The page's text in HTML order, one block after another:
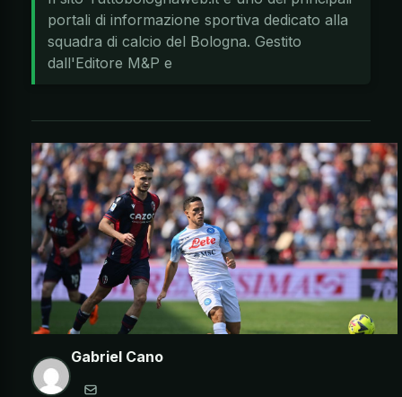
portali di informazione sportiva dedicato alla
squadra di calcio del Bologna. Gestito
dall'Editore M&P e
Gabriel Cano